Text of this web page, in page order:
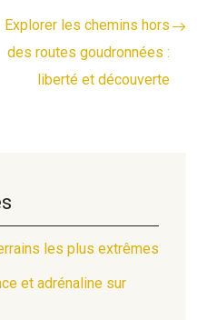
Explorer les chemins hors
des routes goudronnées :
liberté et découverte
les plus extrêmes
et adrénaline sur